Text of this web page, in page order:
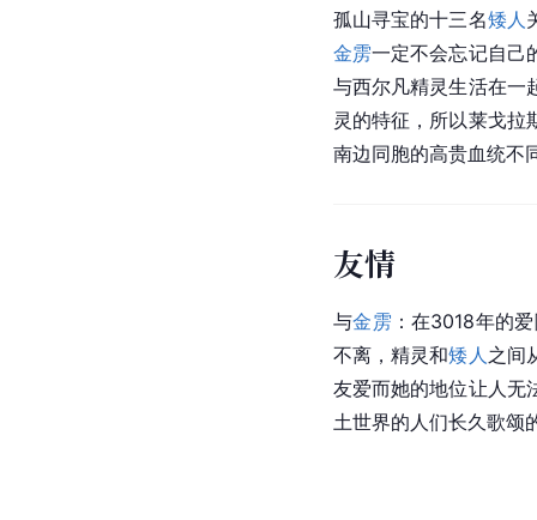
孤山寻宝的十三名矮人
金雳一定不会忘记自己
与西尔凡精灵生活在一
灵的特征，所以莱戈拉
南边同胞的高贵血统不
友情
与金雳 ：在3018年的
不离，精灵和矮人之间
友爱而她的地位让人无
土世界的人们长久歌颂